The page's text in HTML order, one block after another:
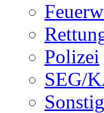
Polizei
SEG/